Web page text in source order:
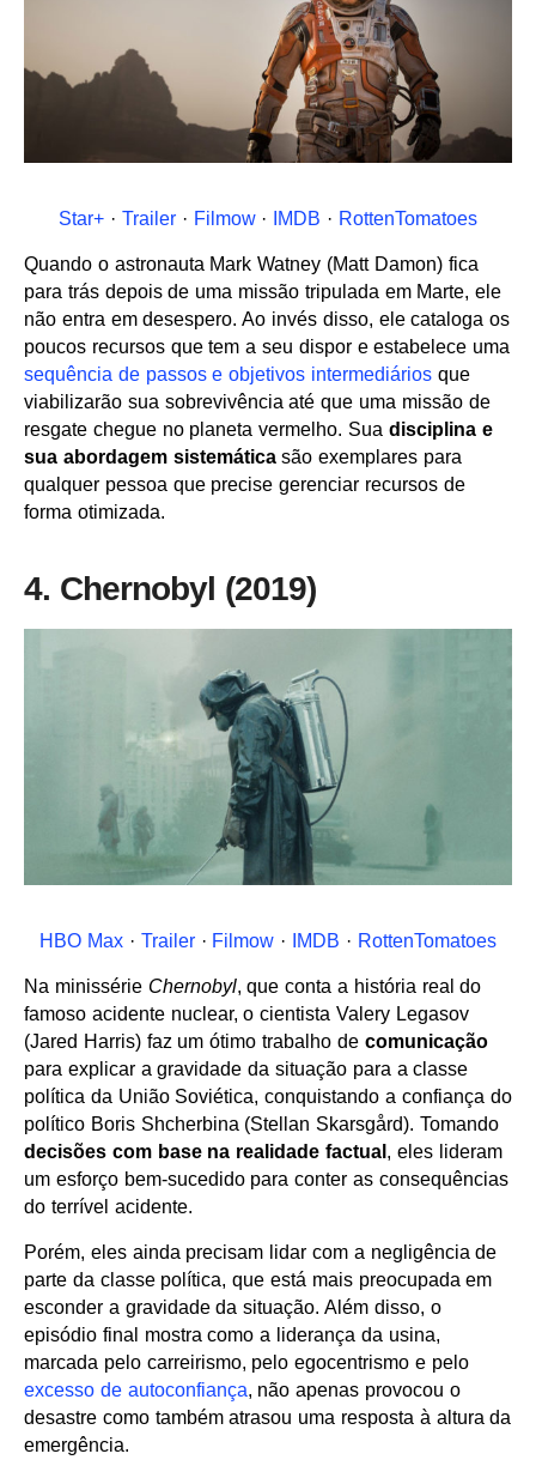
Star+ · Trailer· Filmow· IMDB · RottenTomatoes
Quando o astronauta Mark Watney (Matt Damon) fica
para trás depois de uma missão tripulada em Marte, ele
não entra em desespero. Ao invés disso, ele cataloga os
poucos recursos que tem a seu dispor e estabelece uma
sequência de passos e objetivos intermediários que
viabilizarão sua sobrevivência até que uma missão de
resgate chegue no planeta vermelho. Sua disciplina e
sua abordagem sistemáticasão exemplares para
qualquer pessoa que precise gerenciar recursos de
forma otimizada.
4. Chernobyl (2019)
HBO Max · Trailer· Filmow · IMDB · RottenTomatoes
Na minissérie Chernobyl, que conta a história real do
famoso acidente nuclear, o cientista Valery Legasov
(Jared Harris) faz um ótimo trabalho de comunicação
para explicar a gravidade da situação para a classe
política da União Soviética, conquistando a confiança do
político Boris Shcherbina (Stellan Skarsgård). Tomando
decisões com base na realidade factual , eles lideram
um esforço bem-sucedido para conter as consequências
do terrível acidente.
Porém, eles ainda precisam lidar com a negligência de
parte da classe política, que está mais preocupada em
esconder a gravidade da situação. Além disso, o
episódio final mostra como a liderança da usina,
marcada pelo carreirismo, pelo egocentrismo e pelo
excesso de autoconfiança, não apenas provocou o
desastre como também atrasou uma resposta à altura da
emergência.